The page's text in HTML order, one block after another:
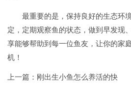
最重要的是，保持良好的生态环
定，定期观察鱼的状态，做到早发现
享能够帮助到每一位鱼友，让你的家
机！
上一篇： 刚出生小鱼怎么养活的快